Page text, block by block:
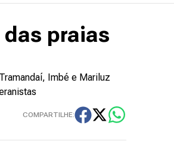
praias
Imbé e Mariluz
COMPARTILHE: